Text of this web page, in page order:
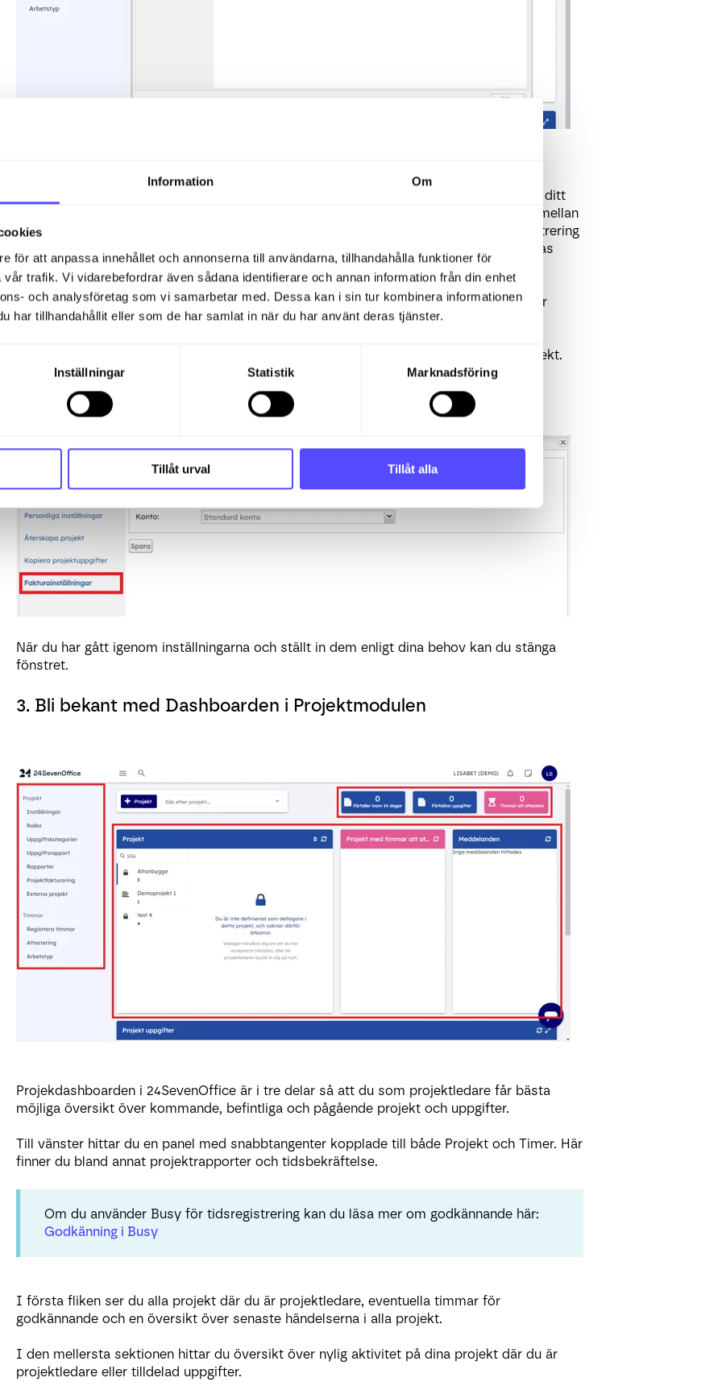
Information Om
för att anpassa innehållet och annonserna till användarna, tillhandahålla funktioner för
trafik. Vi vidarebefordrar även sådana identifierare och annan information från din enhet
och analysföretag som vi samarbetar med. Dessa kan i sin tur kombinera informationen
har tillhandahållit eller som de har samlat in när du har använt deras tjänster.
Inställningar Statistik Marknadsföring
Tillåt urval Tillåt alla
I inställningarna för Projektmodulen kan du lägga till eller ändra nuvarande Typer,
Statustyper, Understatusar och Nummerserier. Dessa är olika variabler du kan tilldela ditt
projekt och filtrera på i projektlistrapporten. Det är också på detta sätt du kan skilja mellan
aktiva och inaktiva projekt. Projekt med aktiv status kommer endast att ha tids registrering
i Busy och faktureras i 24SevenOffice. Ett projekt med inaktiv status kan inte användas
förrän statusen ändras.
Här kan du även konfigurera personliga inställningar för din användare på klienten eller
återställa raderade projekt.
För att använda "kopiera projektuppgifter" måste du ha skapat ett uppgiftsdrivet projekt.
Om du har aktiverat fakturering i projektmodulen kan du även konfigurera
fakturainställningar. Dessa gäller endast vid fakturering från projektmodulen.
När du har gått igenom inställningarna och ställt in dem enligt dina behov kan du stänga
fönstret.
3. Bli bekant med Dashboarden i Projektmodulen
Projekdashboarden i 24SevenOffice är i tre delar så att du som projektledare får bästa
möjliga översikt över kommande, befintliga och pågående projekt och uppgifter.
Till vänster hittar du en panel med snabbtangenter kopplade till både Projekt och Timer. Här
finner du bland annat projektrapporter och tidsbekräftelse.
Om du använder Busy för tidsregistrering kan du läsa mer om godkännande här:
Godkänning i Busy
I första fliken ser du alla projekt där du är projektledare, eventuella timmar för
godkännande och en översikt över senaste händelserna i alla projekt.
I den mellersta sektionen hittar du översikt över nylig aktivitet på dina projekt där du är
projektledare eller tilldelad uppgifter.